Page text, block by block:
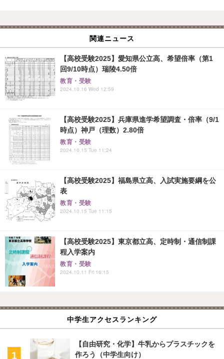
関連ニュース
【高校受験2025】愛知県公立高、希望倍率（第1
回9/10時点）瑞陵4.50倍
教育・受験
2024.10.16 Wed 12:59
【高校受験2025】兵庫県進学希望調査・倍率（9/1
時点）神戸（理数）2.80倍
教育・受験
2024.10.15 Tue 11:24
【高校受験2025】福島県立高、入試実施要綱を公
表
教育・受験
2024.10.15 Tue 11:15
【高校受験2025】東京都立高、定時制・通信制課
程入学案内
教育・受験
2024.10.11 Fri 16:15
中学生アクセスランキング
【自由研究・化学】牛乳からプラスチックを
作ろう（中学生向け）